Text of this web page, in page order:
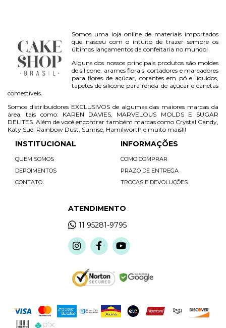
Somos uma loja online de materiais importados
que nasceu com o intuito de trazer sempre os
últimos lançamentos da confeitaria no mundo!
Alguns dos nossos principais produtos são moldes
de silicone, arames florais, cortadores e marcadores
para flores de açúcar, corantes em pó e líquidos,
tapetes de silicone para renda de açúcar e canetas
comestíveis.
Somos distribuidores EXCLUSIVOS de algumas das maiores marcas da
área, tais como: KAREN DAVIES, MARVELOUS MOLDS E SUGAR
DELITES. Além de você encontrar também marcas como Crystal Candy,
Katy Sue, Rainbow Dust, Sunrise, Hamilworth e muito mais!!!
INSTITUCIONAL
QUEM SOMOS
DEPOIMENTOS
CONTATO
INFORMAÇÕES
COMO COMPRAR
PRAZO DE ENTREGA
TROCAS E DEVOLUÇÕES
ATENDIMENTO
11 95281-9795